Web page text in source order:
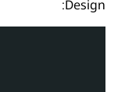
Design: